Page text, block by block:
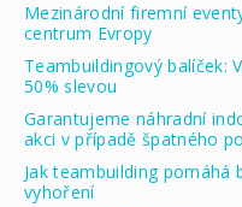
Mezinárodní firemní
centrum Evropy
Teambuildingový balíček:
50% slevou
Garantujeme náhradní
akci v případě špatného
Jak teambuilding
vyhoření